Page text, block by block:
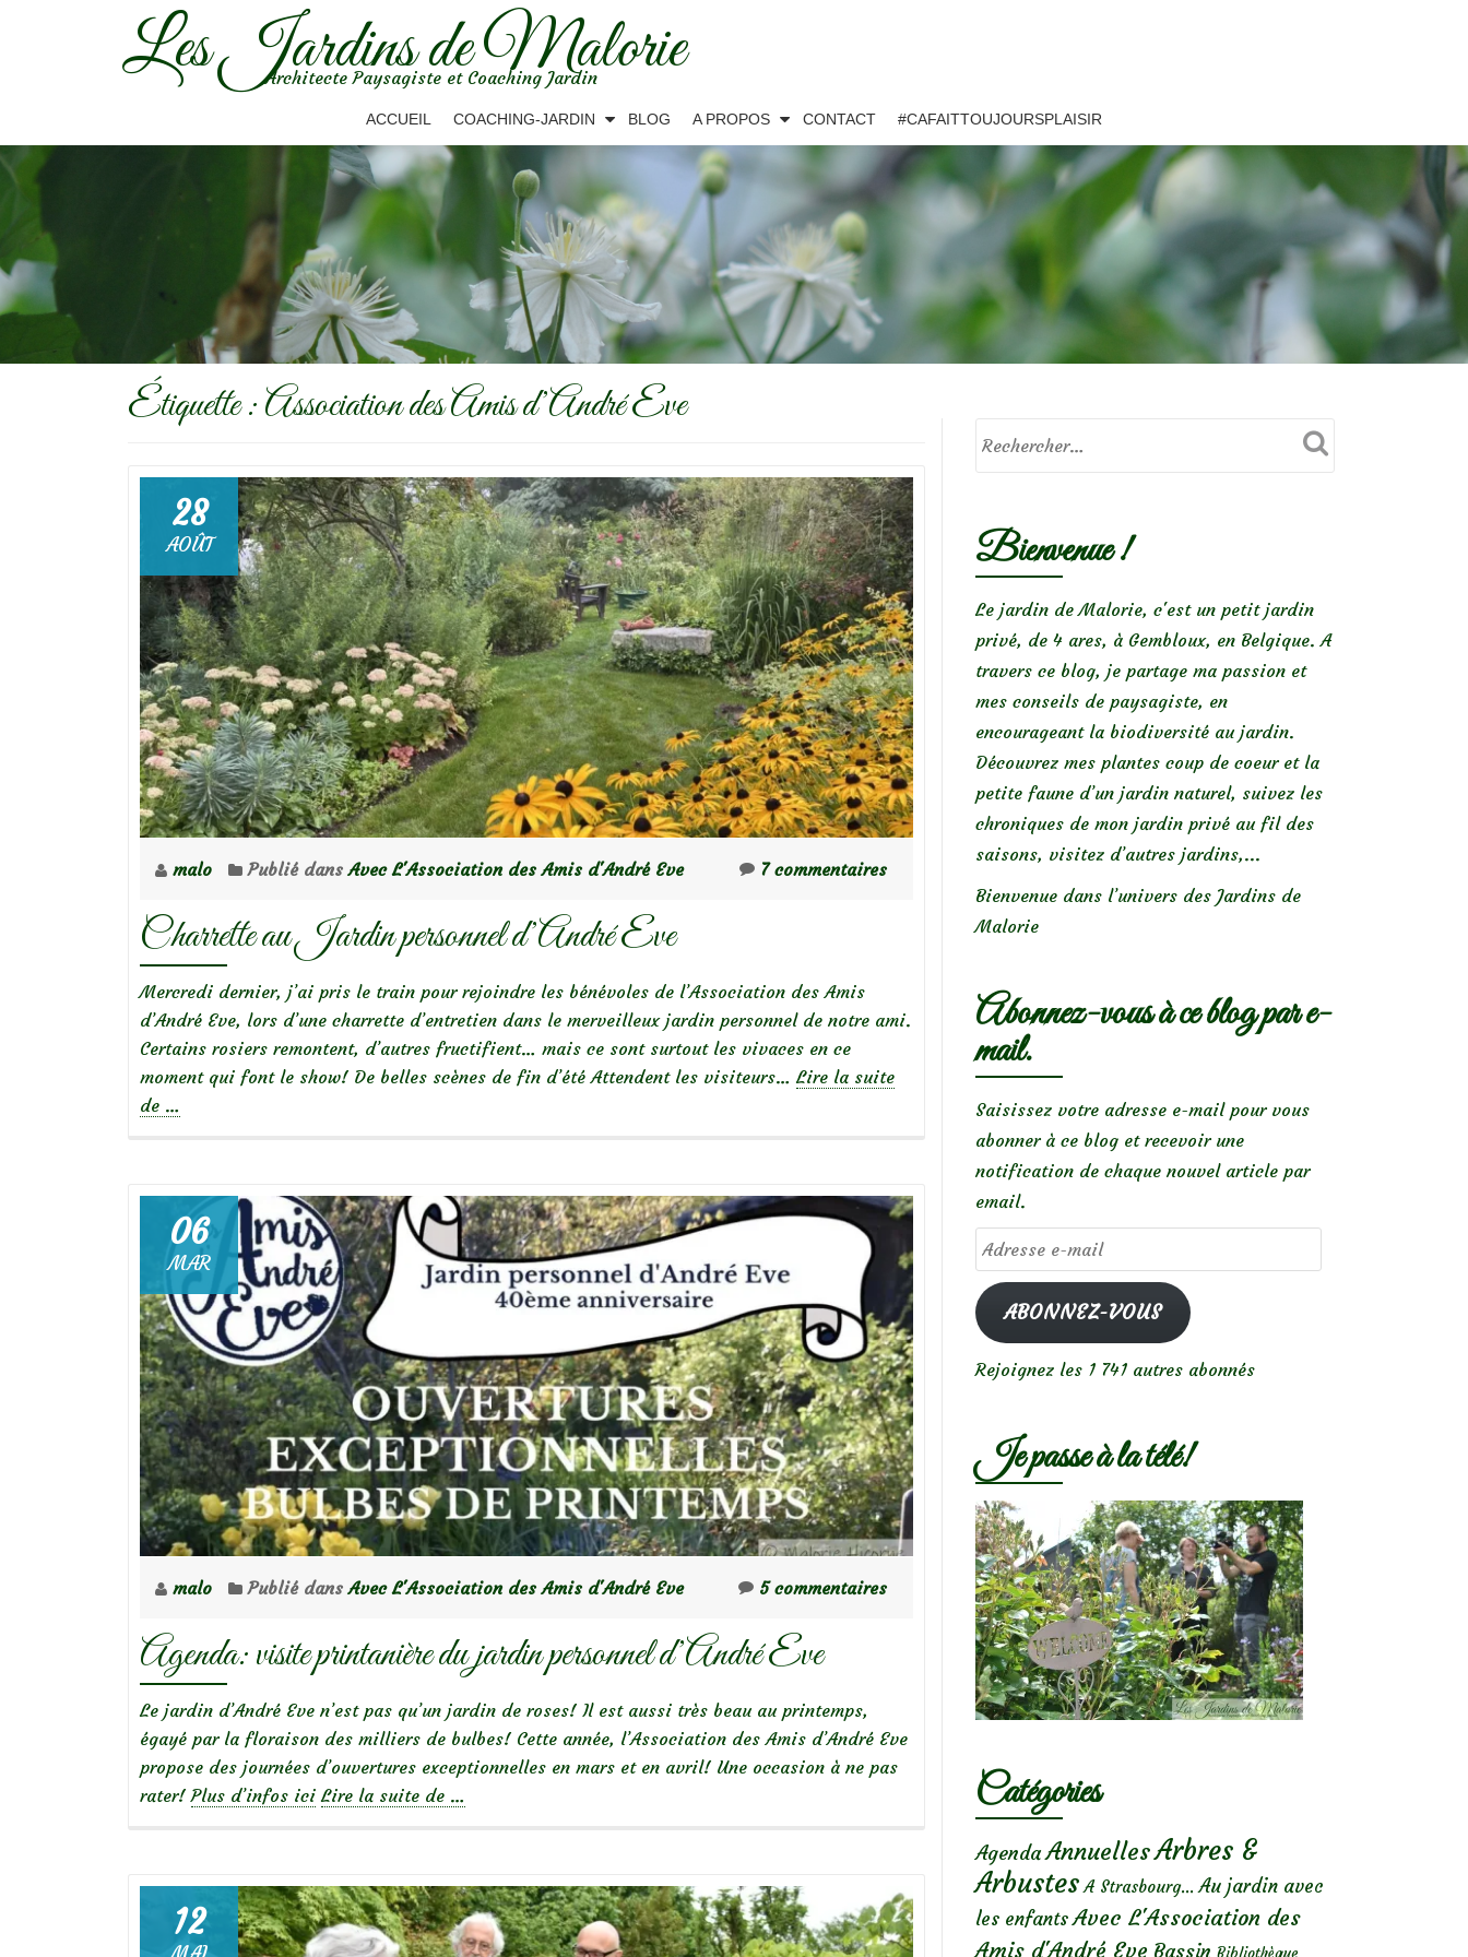
Les Jardins de Malorie
Architecte Paysagiste et Coaching Jardin
ACCUEIL COACHING-JARDIN BLOG A PROPOS CONTACT #CAFAITTOUJOURSPLAISIR
Étiquette :Association des Amis d’André Eve
28
AOÛT
malo Publié dansAvec L'Association des Amis d'André Eve 7 commentaires
Charrette au Jardin personnel d’André Eve
Mercredi dernier, j’ai pris le train pour rejoindre les bénévoles de l’Association des Amis
d’André Eve, lors d’une charrette d’entretien dans le merveilleux jardin personnel de notre ami.
Certains rosiers remontent, d’autres fructifient… mais ce sont surtout les vivaces en ce
moment qui font le show! De belles scènes de fin d’été Attendent les visiteurs… Lire la suite
de
Jardin
personnel
d’André
Eve
…
06
MAR
malo Publié dansAvec L'Association des Amis d'André Eve 5 commentaires
Agenda: visite printanière du jardin personnel d’André Eve
Le jardin d’André Eve n’est pas qu’un jardin de roses! Il est aussi très beau au printemps,
égayé par la floraison des milliers de bulbes! Cette année, l’Association des Amis d’André Eve
propose des journées d’ouvertures exceptionnelles en mars et en avril! Une occasion à ne pas
rater!Plus d’infos ici Lire la suite de
printanière
du
…
12
Bienvenue !
Le jardin de Malorie, c'est un petit jardin
privé, de 4 ares, à Gembloux, en Belgique. A
travers ce blog, je partage ma passion et
mes conseils de paysagiste, en
encourageant la biodiversité au jardin.
Découvrez mes plantes coup de coeur et la
petite faune d’un jardin naturel, suivez les
chroniques de mon jardin privé au fil des
saisons, visitez d’autres jardins,...
Bienvenue dans l’univers des Jardins de
Malorie
Abonnez-vous à ce blog par e-
mail.
Saisissez votre adresse e-mail pour vous
abonner à ce blog et recevoir une
notification de chaque nouvel article par
email.
Adresse
e-
mailABONNEZ-VOUS
Rejoignez les 1 741 autres abonnés
Je passe à la télé!
Catégories
Agenda AnnuellesArbres &
Arbustes A Strasbourg... Au jardin avec
les enfants Avec L'Association des
Amis d'André Eve Bassin Bibliothèque